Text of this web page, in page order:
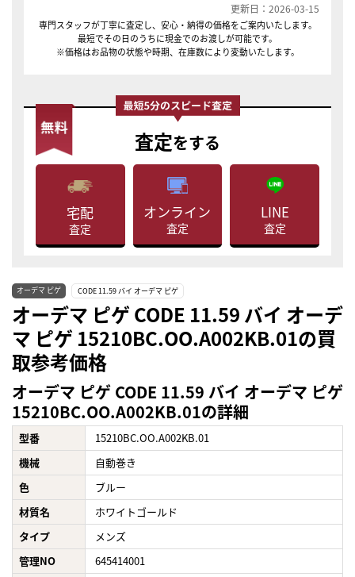
更新日：2026-03-15
専門スタッフが丁寧に査定し、安心・納得の価格をご案内いたします。
最短でその日のうちに現金でのお渡しが可能です。
※価格はお品物の状態や時期、在庫数により変動いたします。
査定をする
宅配
査定
オンライン
査定
LINE
査定
オーデマ ピゲ CODE 11.59 バイ オーデマ ピゲ
オーデマ ピゲ CODE 11.59 バイ オーデ
マ ピゲ 15210BC.OO.A002KB.01の買
取参考価格
オーデマ ピゲ CODE 11.59 バイ オーデマ ピゲ
15210BC.OO.A002KB.01の詳細
型番
15210BC.OO.A002KB.01
機械
自動巻き
色
ブルー
材質名
ホワイトゴールド
タイプ
メンズ
管理NO
645414001